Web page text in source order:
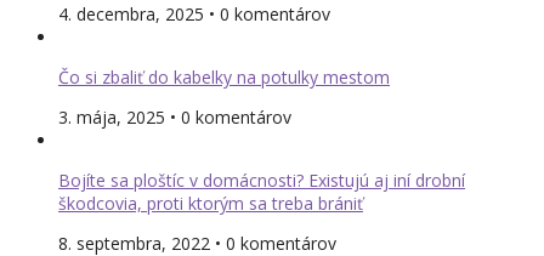
4. decembra, 2025 • 0 komentárov
Čo si zbaliť do kabelky na potulky mestom
3. mája, 2025 • 0 komentárov
Bojíte sa ploštíc v domácnosti? Existujú aj iní drobní
škodcovia, proti ktorým sa treba brániť
8. septembra, 2022 • 0 komentárov